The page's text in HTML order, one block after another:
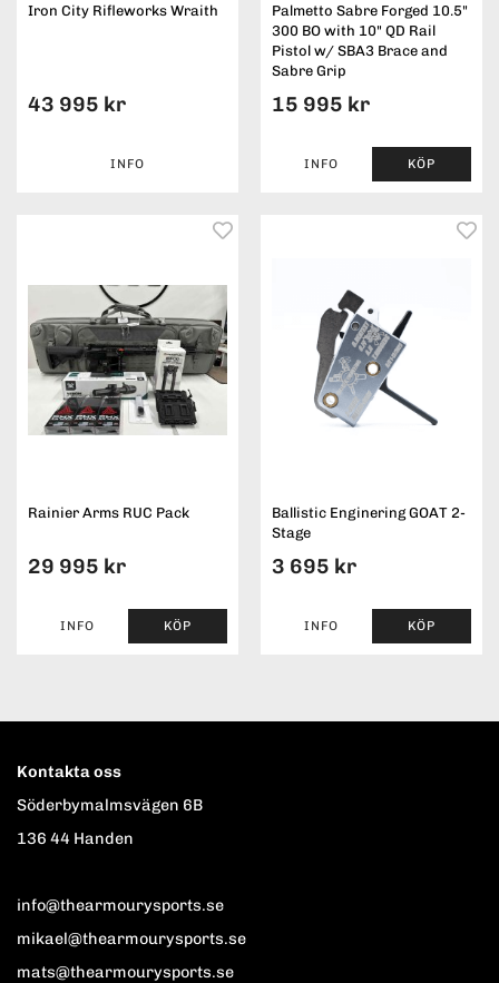
Iron City Rifleworks Wraith
43 995 kr
INFO
Palmetto Sabre Forged 10.5"
300 BO with 10" QD Rail
Pistol w/ SBA3 Brace and
Sabre Grip
15 995 kr
INFO KÖP
Rainier Arms RUC Pack
29 995 kr
INFO KÖP
Ballistic Enginering GOAT 2-
Stage
3 695 kr
INFO KÖP
Kontakta oss
Söderbymalmsvägen 6B
136 44 Handen
info@thearmourysports.se
mikael@thearmourysports.se
mats@thearmourysports.se